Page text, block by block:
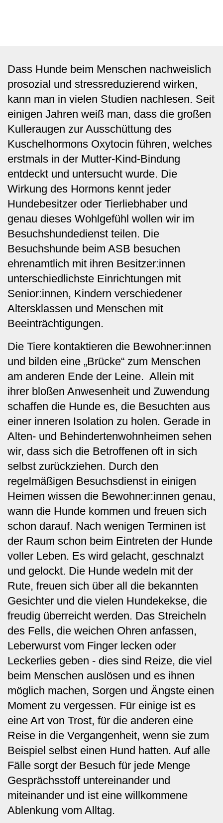
Dass Hunde beim Menschen nachweislich
prosozial und stressreduzierend wirken,
kann man in vielen Studien nachlesen. Seit
einigen Jahren weiß man, dass die großen
Kulleraugen zur Ausschüttung des
Kuschelhormons Oxytocin führen, welches
erstmals in der Mutter-Kind-Bindung
entdeckt und untersucht wurde. Die
Wirkung des Hormons kennt jeder
Hundebesitzer oder Tierliebhaber und
genau dieses Wohlgefühl wollen wir im
Besuchshundedienst teilen. Die
Besuchshunde beim ASB besuchen
ehrenamtlich mit ihren Besitzer:innen
unterschiedlichste Einrichtungen mit
Senior:innen, Kindern verschiedener
Altersklassen und Menschen mit
Beeinträchtigungen.
Die Tiere kontaktieren die Bewohner:innen
und bilden eine „Brücke“ zum Menschen
am anderen Ende der Leine. Allein mit
ihrer bloßen Anwesenheit und Zuwendung
schaffen die Hunde es, die Besuchten aus
einer inneren Isolation zu holen. Gerade in
Alten- und Behindertenwohnheimen sehen
wir, dass sich die Betroffenen oft in sich
selbst zurückziehen. Durch den
regelmäßigen Besuchsdienst in einigen
Heimen wissen die Bewohner:innen genau,
wann die Hunde kommen und freuen sich
schon darauf. Nach wenigen Terminen ist
der Raum schon beim Eintreten der Hunde
voller Leben. Es wird gelacht, geschnalzt
und gelockt. Die Hunde wedeln mit der
Rute, freuen sich über all die bekannten
Gesichter und die vielen Hundekekse, die
freudig überreicht werden. Das Streicheln
des Fells, die weichen Ohren anfassen,
Leberwurst vom Finger lecken oder
Leckerlies geben - dies sind Reize, die viel
beim Menschen auslösen und es ihnen
möglich machen, Sorgen und Ängste einen
Moment zu vergessen. Für einige ist es
eine Art von Trost, für die anderen eine
Reise in die Vergangenheit, wenn sie zum
Beispiel selbst einen Hund hatten. Auf alle
Fälle sorgt der Besuch für jede Menge
Gesprächsstoff untereinander und
miteinander und ist eine willkommene
Ablenkung vom Alltag.